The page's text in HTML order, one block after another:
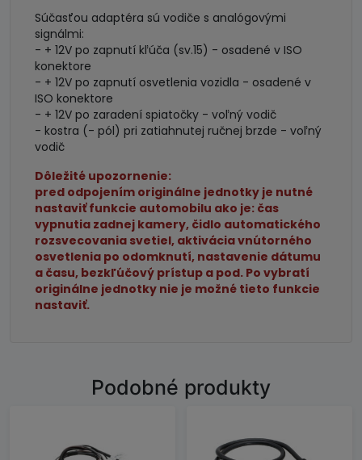
Súčasťou adaptéra sú vodiče s analógovými
signálmi:
- + 12V po zapnutí kľúča (sv.15) - osadené v ISO
konektore
- + 12V po zapnutí osvetlenia vozidla - osadené v
ISO konektore
- + 12V po zaradení spiatočky - voľný vodič
- kostra (- pól) pri zatiahnutej ručnej brzde - voľný
vodič
Dôležité upozornenie:
pred odpojením originálne jednotky je nutné
nastaviť funkcie automobilu ako je: čas
vypnutia zadnej kamery, čidlo automatického
rozsvecovania svetiel, aktivácia vnútorného
osvetlenia po odomknutí, nastavenie dátumu
a času, bezkľúčový prístup a pod. Po vybratí
originálne jednotky nie je možné tieto funkcie
nastaviť.
Podobné produkty